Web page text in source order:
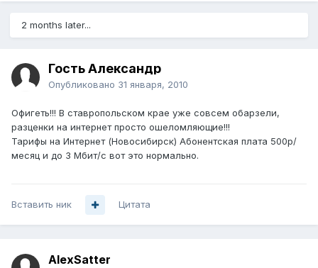
2 months later...
Гость Александр
Опубликовано 31 января, 2010
Офигеть!!! В ставропольском крае уже совсем обарзели,
разценки на интернет просто ошеломляющие!!!
Тарифы на Интернет (Новосибирск) Абонентская плата 500р/
месяц и до 3 Мбит/с вот это нормально.
Вставить ник Цитата
AlexSatter